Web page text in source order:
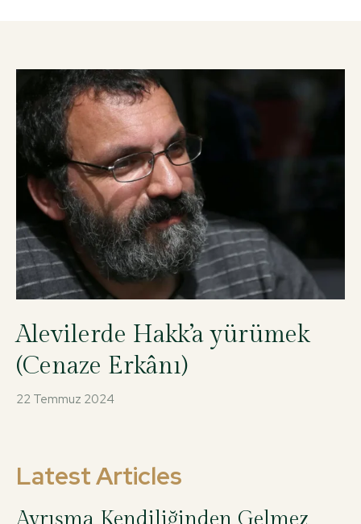
Alevilerde Hakk’a yürümek
(Cenaze Erkânı)
22 Temmuz 2024
Latest Articles
Ayrışma Kendiliğinden Gelmez